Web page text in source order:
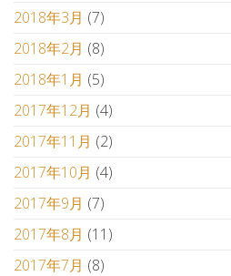
2018年3月 (7)
2018年2月 (8)
2018年1月 (5)
2017年12月 (4)
2017年11月 (2)
2017年10月 (4)
2017年9月 (7)
2017年8月 (11)
2017年7月 (8)